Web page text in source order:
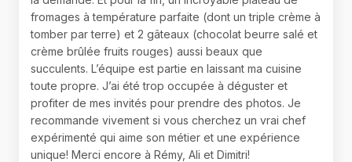
fromages à température parfaite (dont un triple crème à
tomber par terre) et 2 gâteaux (chocolat beurre salé et
crème brûlée fruits rouges) aussi beaux que
succulents. L’équipe est partie en laissant ma cuisine
toute propre. J’ai été trop occupée à déguster et
profiter de mes invités pour prendre des photos. Je
recommande vivement si vous cherchez un vrai chef
expérimenté qui aime son métier et une expérience
unique! Merci encore à Rémy, Ali et Dimitri!